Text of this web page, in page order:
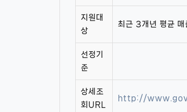
지원대
상
최근 3개년 평균
선정기
준
상세조
회URL
http://